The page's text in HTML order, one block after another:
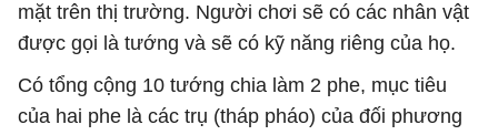
mặt trên thị trường. Người chơi sẽ có các nhân vật
được gọi là tướng và sẽ có kỹ năng riêng của họ.
Có tổng cộng 10 tướng chia làm 2 phe, mục tiêu
của hai phe là các trụ (tháp pháo) của đối phương